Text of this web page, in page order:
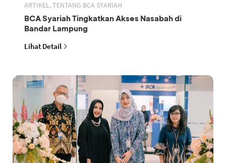
ARTIKEL, TENTANG BCA SYARIAH
BCA Syariah Tingkatkan Akses Nasabah di
Bandar Lampung
Lihat Detail